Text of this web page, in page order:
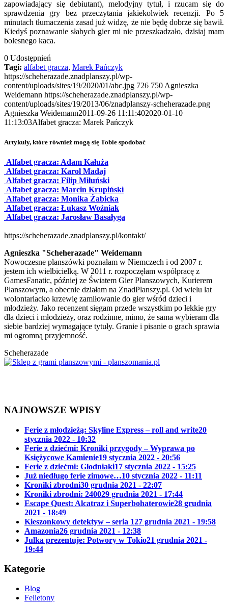
zapowiadający się debiutant), melodyjny tytuł, i rzucam się do
sprawdzenia gry bez przeczytania jakiekolwiek recenzji. Po 5
minutach tłumaczenia zasad już widzę, że nie będę dobrze się bawił.
Kiedyś poznawanie słabych gier mi nie przeszkadzało, dzisiaj mam
bolesnego kaca.
0 Udostępnień
Tagi: alfabet gracza, Marek Pańczyk
https://scheherazade.znadplanszy.pl/wp-
content/uploads/sites/19/2020/01/abc.jpg 726 750 Agnieszka
Weidemann https://scheherazade.znadplanszy.pl/wp-
content/uploads/sites/19/2013/06/znadplanszy-scheherazade.png
Agnieszka Weidemann2011-09-26 11:11:402020-01-10
11:13:03Alfabet gracza: Marek Pańczyk
Artykuły, które również mogą się Tobie spodobać
Alfabet gracza: Adam Kałuża
Alfabet gracza: Karol Madaj
Alfabet gracza: Filip Miłuński
Alfabet gracza: Marcin Krupiński
Alfabet gracza: Monika Żabicka
Alfabet gracza: Łukasz Woźniak
Alfabet gracza: Jarosław Basałyga
https://scheherazade.znadplanszy.pl/kontakt/
Agnieszka "Scheherazade" Weidemann
Nowoczesne planszówki poznałam w Niemczech i od 2007 r.
jestem ich wielbicielką. W 2011 r. rozpoczęłam współpracę z
GamesFanatic, później ze Światem Gier Planszowych, Kurierem
Planszowym, a obecnie działam na ZnadPlanszy.pl. Od wielu lat
wolontariacko krzewię zamiłowanie do gier wśród dzieci i
młodzieży. Jako recenzent sięgam przede wszystkim po lekkie gry
dla dzieci i młodzieży, oraz rodzinne, mimo, że sama wybieram dla
siebie bardziej wymagające tytuły. Granie i pisanie o grach sprawia
mi ogromną przyjemność.
Scheherazade
NAJNOWSZE WPISY
Ferie z młodzieżą: Skyline Express – roll and write20
stycznia 2022 - 10:32
Ferie z dziećmi: Kroniki przygody – Wyprawa po
Księżycowe Kamienie19 stycznia 2022 - 20:56
Ferie z dziećmi: Głodniaki17 stycznia 2022 - 15:25
Już niedługo ferie zimowe…10 stycznia 2022 - 11:11
Kroniki zbrodni30 grudnia 2021 - 22:07
Kroniki zbrodni: 240029 grudnia 2021 - 17:44
Escape Quest: Alcatraz i Superbohaterowie28 grudnia
2021 - 18:49
Kieszonkowy detektyw – seria 127 grudnia 2021 - 19:58
Amazonia26 grudnia 2021 - 12:38
Julka prezentuje: Potwory w Tokio21 grudnia 2021 -
19:44
Kategorie
Blog
Felietony